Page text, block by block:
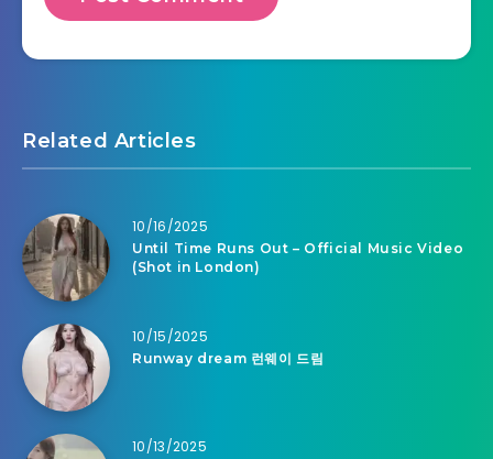
Related Articles
10/16/2025
Until Time Runs Out – Official Music Video
(Shot in London)
10/15/2025
Runway dream 런웨이 드림
10/13/2025